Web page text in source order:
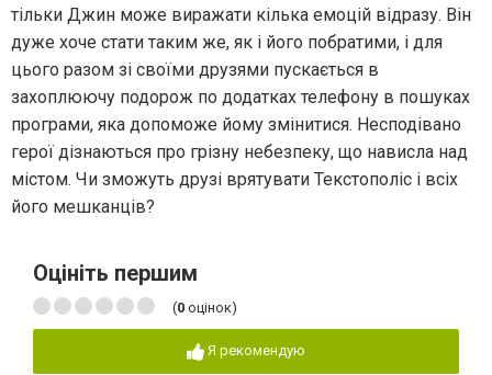
тільки Джин може виражати кілька емоцій відразу. Він
дуже хоче стати таким же, як і його побратими, і для
цього разом зі своїми друзями пускається в
захоплюючу подорож по додатках телефону в пошуках
програми, яка допоможе йому змінитися. Несподівано
герої дізнаються про грізну небезпеку, що нависла над
містом. Чи зможуть друзі врятувати Текстополіс і всіх
його мешканців?
Оцініть першим
(0 оцінок)
Я рекомендую